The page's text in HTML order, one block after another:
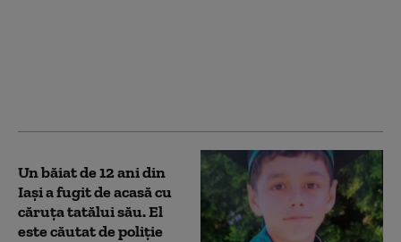
Un băiat de 12 ani din
Iași a fugit de acasă cu
căruţa tatălui său. El
este căutat de poliție